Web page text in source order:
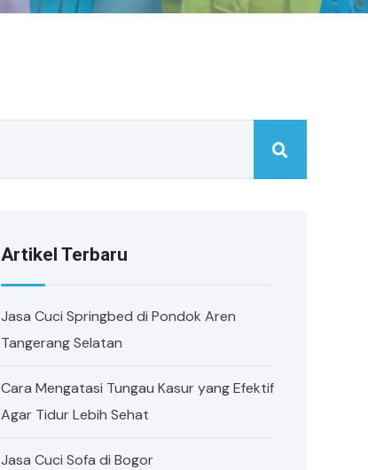
Artikel Terbaru
Jasa Cuci Springbed di Pondok Aren
Tangerang Selatan
Cara Mengatasi Tungau Kasur yang Efektif
Agar Tidur Lebih Sehat
Jasa Cuci Sofa di Bogor